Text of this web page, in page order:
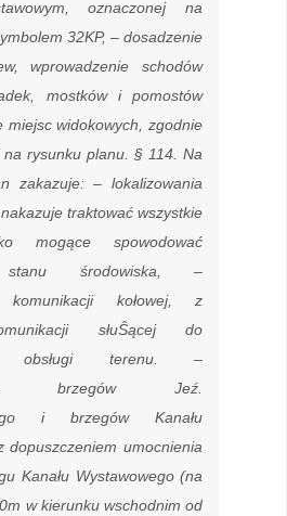
oznaczonej na
32KP, – dosadzenie
wprowadzenie schodów
mostków i pomostów
miejsc widokowych, zgodnie
rysunku planu. § 114. Na
zakazuje: – lokalizowania
traktować wszystkie
mogące spowodować
stanu środowiska, –
komunikacji kołowej, z
słuŜącej do
obsługi terenu. –
brzegów Jeź.
i brzegów Kanału
dopuszczeniem umocnienia
Kanału Wystawowego (na
w kierunku wschodnim od